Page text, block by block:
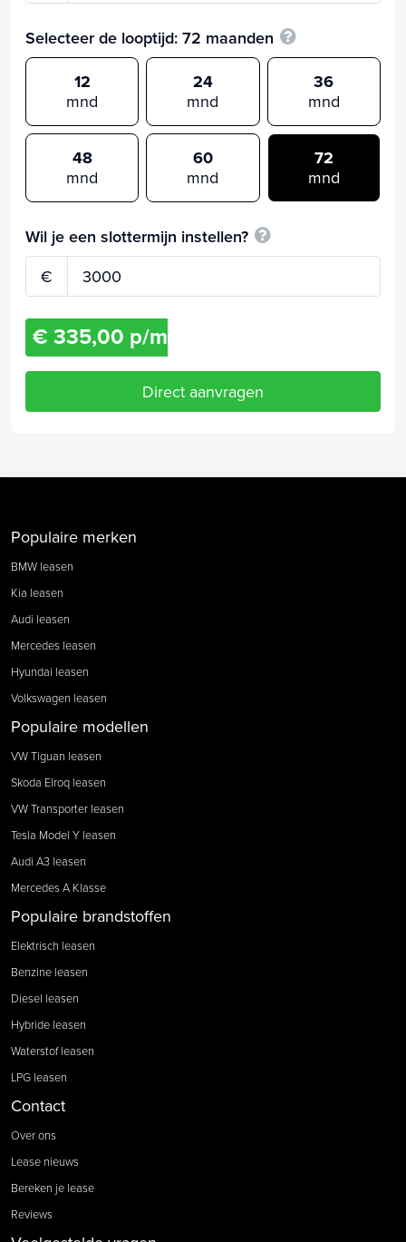
Selecteer de looptijd: 72 maanden
12
mnd
24
mnd
36
mnd
48
mnd
60
mnd
72
mnd
Wil je een slottermijn instellen?
€
€ 335,00 p/m
Direct aanvragen
Populaire merken
BMW leasen
Kia leasen
Audi leasen
Mercedes leasen
Hyundai leasen
Volkswagen leasen
Populaire modellen
VW Tiguan leasen
Skoda Elroq leasen
VW Transporter leasen
Tesla Model Y leasen
Audi A3 leasen
Mercedes A Klasse
Populaire brandstoffen
Elektrisch leasen
Benzine leasen
Diesel leasen
Hybride leasen
Waterstof leasen
LPG leasen
Contact
Over ons
Lease nieuws
Bereken je lease
Reviews